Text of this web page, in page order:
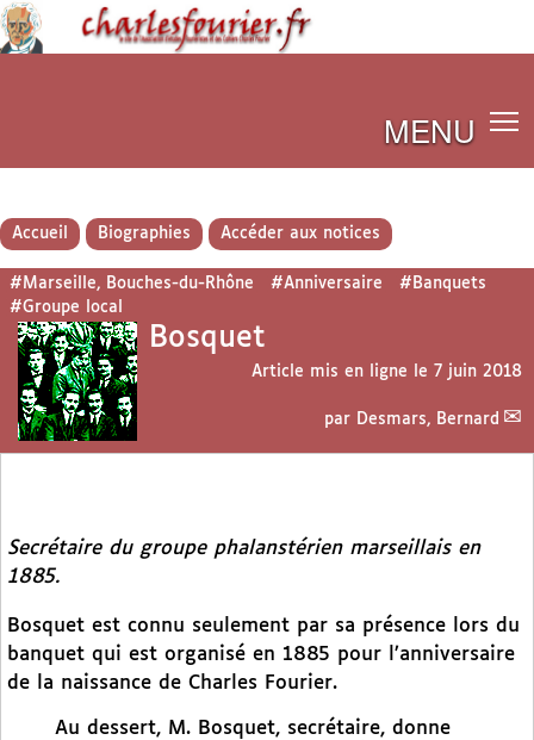
MENU
Accueil Biographies Accéder aux notices
#Marseille, Bouches-du-Rhône #Anniversaire
#Banquets
#Groupe local
Bosquet
Article mis en ligne le 7 juin 2018
par Desmars, Bernard
Secrétaire du groupe phalanstérien marseillais en
1885.
Bosquet est connu seulement par sa présence lors du
banquet qui est organisé en 1885 pour l’anniversaire
de la naissance de Charles Fourier.
Au dessert, M. Bosquet, secrétaire, donne